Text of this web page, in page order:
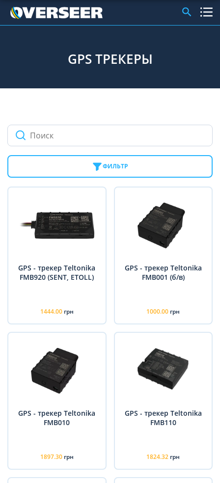
GPS ТРЕКЕРЫ
ФИЛЬТР
GPS - трекер Teltonika
FMB920 (SENT, ETOLL)
1444.00 грн
GPS - трекер Teltonika
FMB001 (б/в)
1000.00 грн
GPS - трекер Teltonika
FMB010
1897.30 грн
GPS - трекер Teltonika
FMB110
1824.32 грн